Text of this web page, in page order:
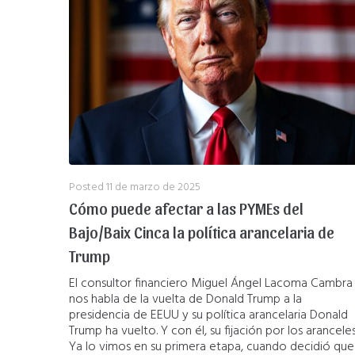
Posted11 de marzo de 2025
Cómo puede afectar a las PYMEs del
Bajo/Baix Cinca la política arancelaria de
Trump
El consultor financiero Miguel Ángel Lacoma Cambra
nos habla de la vuelta de Donald Trump a la
presidencia de EEUU y su política arancelaria Donald
Trump ha vuelto. Y con él, su fijación por los
Ya lo vimos en su primera etapa, cuando decidió que